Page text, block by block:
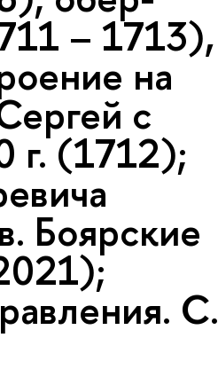
– 1713),
на
с
г. (1712);
Боярские
С.